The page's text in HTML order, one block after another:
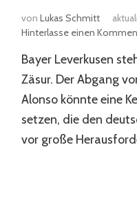
von Lukas Schmitt
Hinterlasse einen
Bayer Leverkusen
Zäsur. Der Abgang
Alonso könnte eine
setzen, die den
vor große